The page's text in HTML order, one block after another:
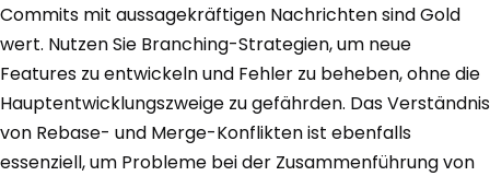
Commits mit aussagekräftigen Nachrichten sind Gold
wert. Nutzen Sie Branching-Strategien, um neue
Features zu entwickeln und Fehler zu beheben, ohne die
Hauptentwicklungszweige zu gefährden. Das Verständnis
von Rebase- und Merge-Konflikten ist ebenfalls
essenziell, um Probleme bei der Zusammenführung von